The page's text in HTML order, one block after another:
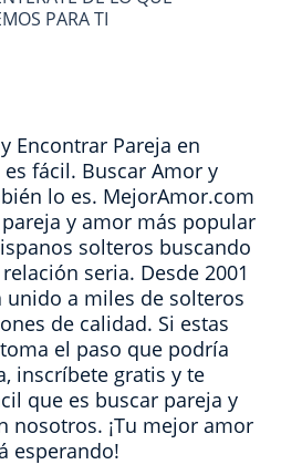
PARA TI
Encontrar Pareja en
fácil. Buscar Amor y
lo es. MejorAmor.com
y amor más popular
solteros buscando
seria. Desde 2001
a miles de solteros
de calidad. Si estas
el paso que podría
inscríbete gratis y te
que es buscar pareja y
nosotros. ¡Tu mejor amor
esperando!